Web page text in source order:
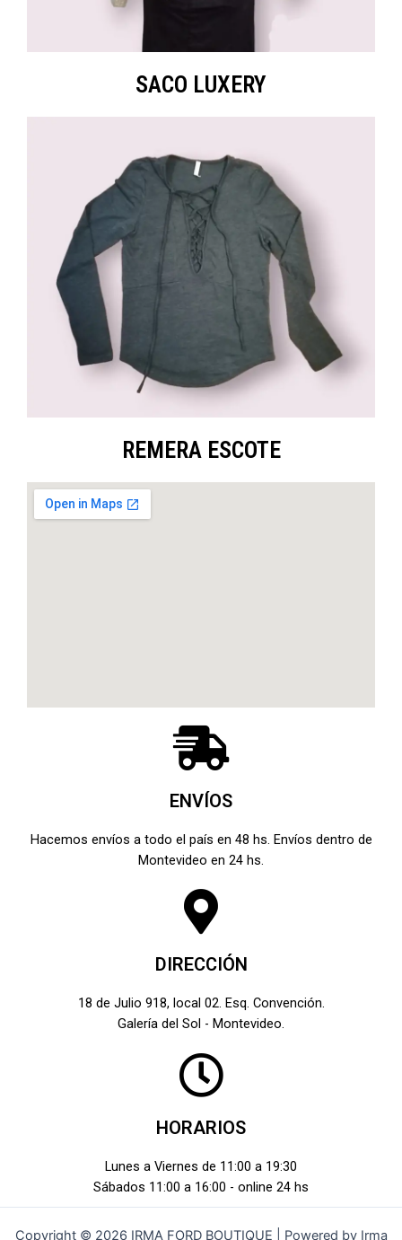
SACO LUXERY
REMERA ESCOTE
ENVÍOS
Hacemos envíos a todo el país en 48 hs. Envíos dentro de
Montevideo en 24 hs.
DIRECCIÓN
18 de Julio 918, local 02. Esq. Convención.
Galería del Sol - Montevideo.
HORARIOS
Lunes a Viernes de 11:00 a 19:30
Sábados 11:00 a 16:00 - online 24 hs
Copyright © 2026 IRMA FORD BOUTIQUE | Powered by Irma